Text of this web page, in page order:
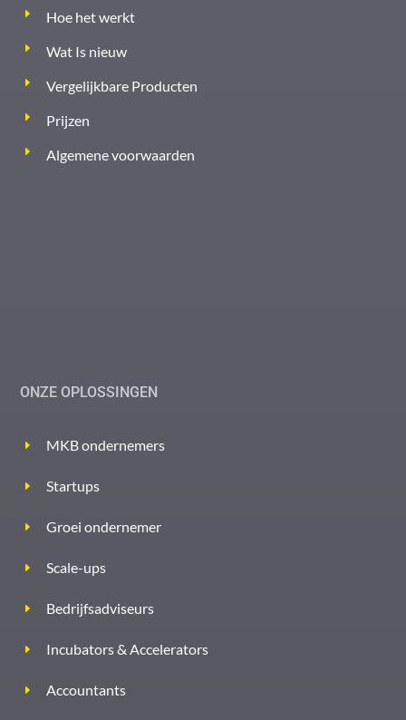
Hoe het werkt
Wat Is nieuw
Vergelijkbare Producten
Prijzen
Algemene voorwaarden
ONZE OPLOSSINGEN
MKB ondernemers
Startups
Groei ondernemer
Scale-ups
Bedrijfsadviseurs
Incubators & Accelerators
Accountants